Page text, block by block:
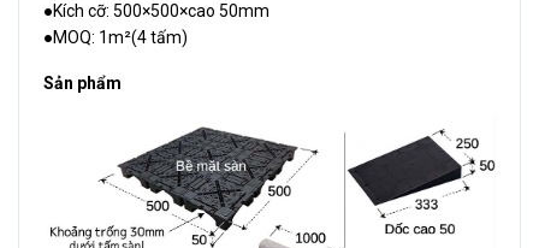
●Kích cỡ: 500×500×cao 50mm
●MOQ: 1m²(4 tấm)
Sản phẩm